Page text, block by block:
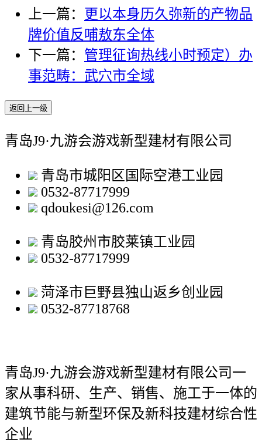
上一篇： 更以本身历久弥新的产物品
牌价值反哺敖东全体
下一篇： 管理征询热线小时预定）办
事范畴：武穴市全域
返回上一级
青岛J9·九游会游戏新型建材有限公司
青岛市城阳区国际空港工业园
0532-87717999
qdoukesi@126.com
青岛胶州市胶莱镇工业园
0532-87717999
菏泽市巨野县独山返乡创业园
0532-87718768
青岛J9·九游会游戏新型建材有限公司一
家从事科研、生产、销售、施工于一体的
建筑节能与新型环保及新科技建材综合性
企业